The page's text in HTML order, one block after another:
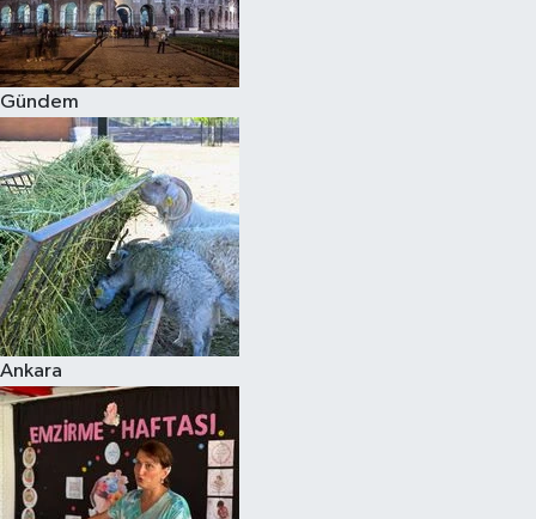
Gündem
Ankara
Spor
Burç Yorumları
Çocuk
Eğitim
Hava Durumu
Kadın
Kim kimdir?
Kültür Sanat